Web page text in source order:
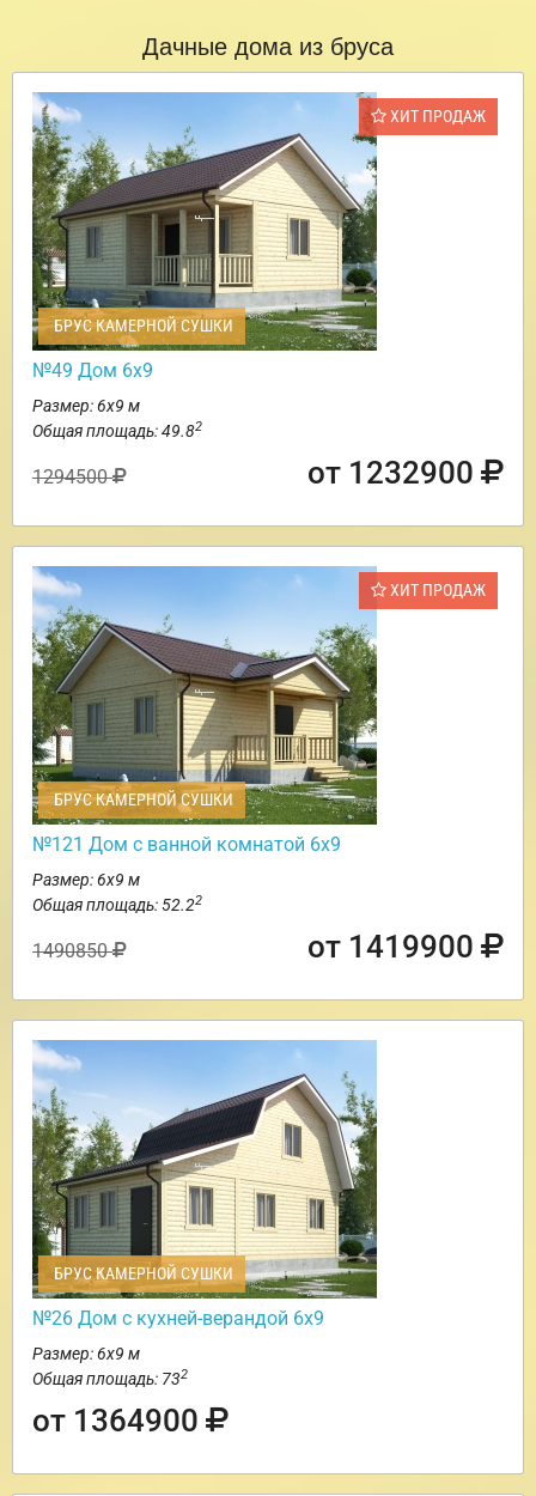
Дачные дома из бруса
ХИТ ПРОДАЖ
БРУС КАМЕРНОЙ СУШКИ
№49 Дом 6х9
Размер: 6х9 м
Общая площадь: 49.82
1294500 от 1232900
ХИТ ПРОДАЖ
БРУС КАМЕРНОЙ СУШКИ
№121 Дом с ванной комнатой 6х9
Размер: 6х9 м
Общая площадь: 52.22
1490850 от 1419900
БРУС КАМЕРНОЙ СУШКИ
№26 Дом с кухней-верандой 6х9
Размер: 6х9 м
Общая площадь: 732
от 1364900